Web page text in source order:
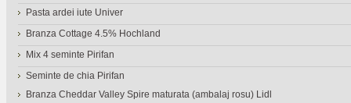
Pasta ardei iute Univer
Branza Cottage 4.5% Hochland
Mix 4 seminte Pirifan
Seminte de chia Pirifan
Branza Cheddar Valley Spire maturata (ambalaj rosu) Lidl